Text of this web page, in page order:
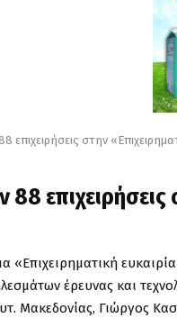
στην
επιχειρήσεις
έρευνας και
Μακεδονίας, Γιώργος